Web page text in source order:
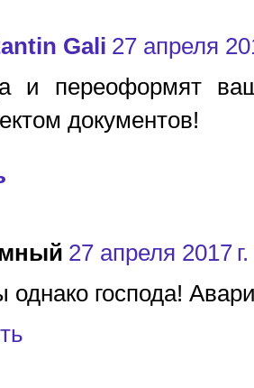
Gali 27 апреля
и переоформят
документов!
27 апреля 2017
господа!